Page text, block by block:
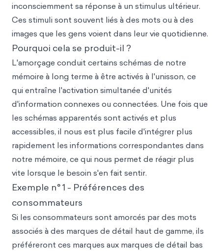
inconsciemment sa réponse à un stimulus ultérieur.
Ces stimuli sont souvent liés à des mots ou à des
images que les gens voient dans leur vie quotidienne.
Pourquoi cela se produit-il ?
L'amorçage conduit certains schémas de notre
mémoire à long terme à être activés à l'unisson, ce
qui entraîne l'activation simultanée d'unités
d'information connexes ou connectées. Une fois que
les schémas apparentés sont activés et plus
accessibles, il nous est plus facile d'intégrer plus
rapidement les informations correspondantes dans
notre mémoire, ce qui nous permet de réagir plus
vite lorsque le besoin s'en fait sentir.
Exemple n° 1 - Préférences des
consommateurs
Si les consommateurs sont amorcés par des mots
associés à des marques de détail haut de gamme, ils
préféreront ces marques aux marques de détail bas